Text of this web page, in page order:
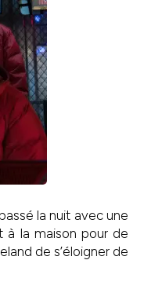
la nuit avec une
à la maison pour de
de s’éloigner de